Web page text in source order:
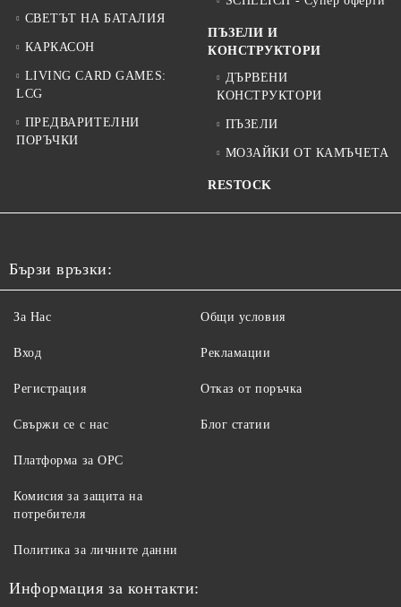
СВЕТЪТ НА БАТАЛИЯ
КАРКАСОН
LIVING CARD GAMES:
LCG
ПРЕДВАРИТЕЛНИ
ПОРЪЧКИ
ПЪЗЕЛИ И
КОНСТРУКТОРИ
ДЪРВЕНИ
КОНСТРУКТОРИ
ПЪЗЕЛИ
МОЗАЙКИ ОТ КАМЪЧЕТА
RESTOCK
Бързи връзки:
За Нас
Вход
Регистрация
Свържи се с нас
Общи условия
Рекламации
Отказ от поръчка
Блог статии
Платформа за ОРС
Комисия за защита на
потребителя
Политика за личните данни
Информация за контакти: